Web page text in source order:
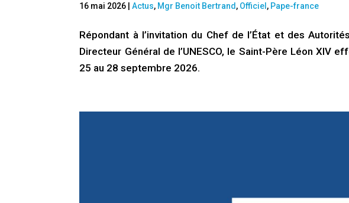
16 mai 2026 |Actus, Mgr Benoit Bertrand, Officiel, Pape-france
Répondant à l’invitation du Chef de l’État et des
Directeur Général de l’UNESCO, le Saint-Père Léon XIV
25 au 28 septembre 2026.